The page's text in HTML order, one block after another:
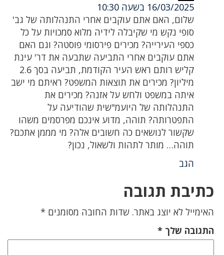
16/03/2025 בשעה 10:30
שלום, האם אתם עוקבים אחרי התנהלותה של גב'
סופי נקש מי שקיבלה לידיה מלוא סמכויות על כל
כספי העירייה? מכירים פירסומי פוסטה? וגם האם
אתם עוקבים אחרי התביעה שתבעה את דר' עינת
קליש רותם ראש העיר הקודמת, תביעה בסך 2.6
מיליון? מכירים את תוצאות המשפט? ראיתם מי ישב
איתה במשפט ולחש על אזנה? מכירים את
התנהלותה של היועמ"שית שהודיעה על
התפטרותה? תוהה, מדוע אינכם מפרסמים משהו
שקשור לנושאים כה חשובים אלה? מי מממן אתכם?
תוהה… מותר לתהות ולשאול, נכון?
הגב
כתיבת תגובה
האימייל לא יוצג באתר. שדות החובה מסומנים *
התגובה שלך *